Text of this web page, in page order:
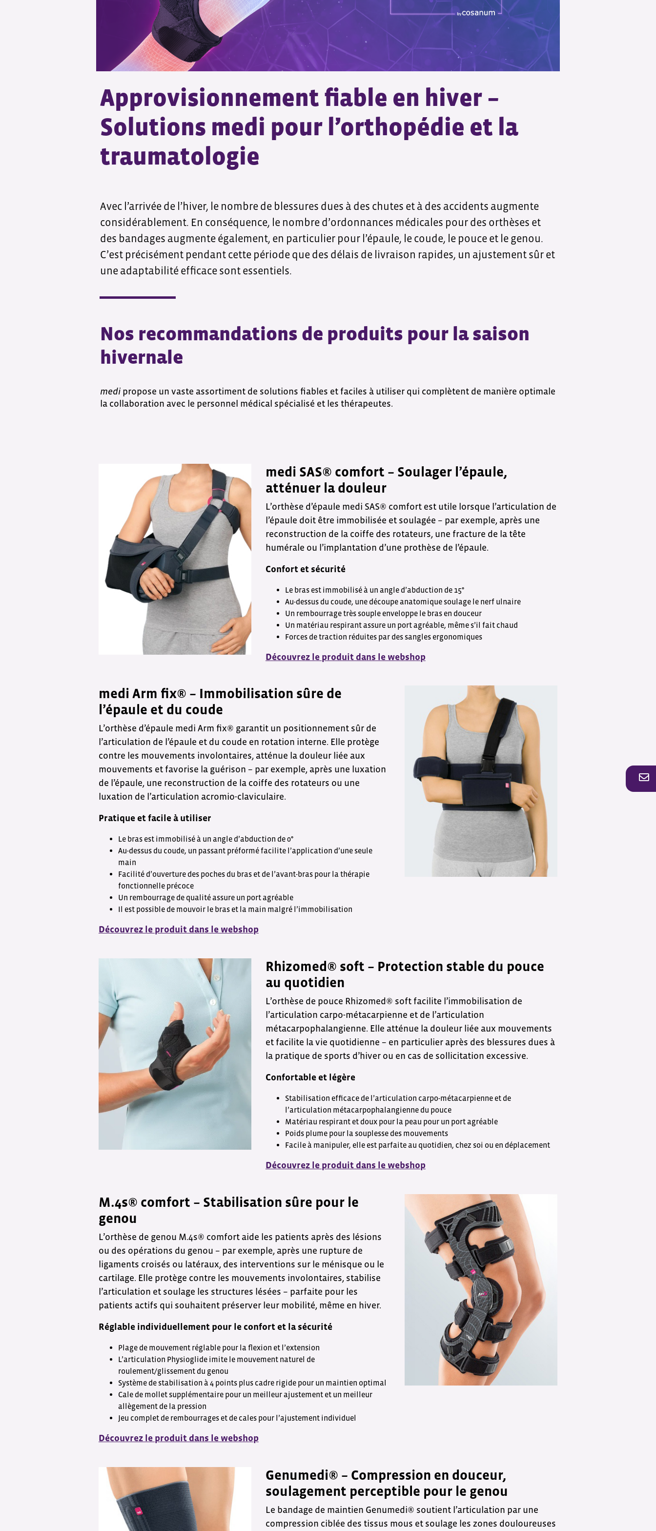
Approvisionnement fiable en hiver –
Solutions medi pour l’orthopédie et la
traumatologie
Avec l’arrivée de l’hiver, le nombre de blessures dues à des chutes et à des accidents augmente
considérablement. En conséquence, le nombre d’ordonnances médicales pour des orthèses et
des bandages augmente également, en particulier pour l’épaule, le coude, le pouce et le genou.
C’est précisément pendant cette période que des délais de livraison rapides, un ajustement sûr et
une adaptabilité efficace sont essentiels.
Nos recommandations de produits pour la saison
hivernale
medi propose un vaste assortiment de solutions fiables et faciles à utiliser qui complètent de manière optimale
la collaboration avec le personnel médical spécialisé et les thérapeutes.
medi SAS® comfort – Soulager l’épaule,
atténuer la douleur
L’orthèse d’épaule medi SAS® comfort est utile lorsque l’articulation de
l’épaule doit être immobilisée et soulagée – par exemple, après une
reconstruction de la coiffe des rotateurs, une fracture de la tête
humérale ou l’implantation d’une prothèse de l’épaule.
Confort et sécurité
Le bras est immobilisé à un angle d’abduction de 15°
Au-dessus du coude, une découpe anatomique soulage le nerf ulnaire
Un rembourrage très souple enveloppe le bras en douceur
Un matériau respirant assure un port agréable, même s’il fait chaud
Forces de traction réduites par des sangles ergonomiques
Découvrez le produit dans le webshop
medi Arm fix® – Immobilisation sûre de
l’épaule et du coude
L’orthèse d’épaule medi Arm fix® garantit un positionnement sûr de
l’articulation de l’épaule et du coude en rotation interne. Elle protège
contre les mouvements involontaires, atténue la douleur liée aux
mouvements et favorise la guérison – par exemple, après une luxation
de l’épaule, une reconstruction de la coiffe des rotateurs ou une
luxation de l’articulation acromio-claviculaire.
Pratique et facile à utiliser
Le bras est immobilisé à un angle d’abduction de 0°
Au-dessus du coude, un passant préformé facilite l’application d’une seule
main
Facilité d’ouverture des poches du bras et de l’avant-bras pour la thérapie
fonctionnelle précoce
Un rembourrage de qualité assure un port agréable
Il est possible de mouvoir le bras et la main malgré l’immobilisation
Découvrez le produit dans le webshop
Rhizomed® soft – Protection stable du pouce
au quotidien
L’orthèse de pouce Rhizomed® soft facilite l’immobilisation de
l’articulation carpo-métacarpienne et de l’articulation
métacarpophalangienne. Elle atténue la douleur liée aux mouvements
et facilite la vie quotidienne – en particulier après des blessures dues à
la pratique de sports d’hiver ou en cas de sollicitation excessive.
Confortable et légère
Stabilisation efficace de l’articulation carpo-métacarpienne et de
l’articulation métacarpophalangienne du pouce
Matériau respirant et doux pour la peau pour un port agréable
Poids plume pour la souplesse des mouvements
Facile à manipuler, elle est parfaite au quotidien, chez soi ou en déplacement
Découvrez le produit dans le webshop
M.4s® comfort – Stabilisation sûre pour le
genou
L’orthèse de genou M.4s® comfort aide les patients après des lésions
ou des opérations du genou – par exemple, après une rupture de
ligaments croisés ou latéraux, des interventions sur le ménisque ou le
cartilage. Elle protège contre les mouvements involontaires, stabilise
l’articulation et soulage les structures lésées – parfaite pour les
patients actifs qui souhaitent préserver leur mobilité, même en hiver.
Réglable individuellement pour le confort et la sécurité
Plage de mouvement réglable pour la flexion et l’extension
L’articulation Physioglide imite le mouvement naturel de
roulement/glissement du genou
Système de stabilisation à 4 points plus cadre rigide pour un maintien optimal
Cale de mollet supplémentaire pour un meilleur ajustement et un meilleur
allègement de la pression
Jeu complet de rembourrages et de cales pour l’ajustement individuel
Découvrez le produit dans le webshop
Genumedi® – Compression en douceur,
soulagement perceptible pour le genou
Le bandage de maintien Genumedi® soutient l’articulation par une
compression ciblée des tissus mous et soulage les zones douloureuses